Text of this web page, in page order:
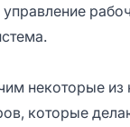
управление
некоторые
которые